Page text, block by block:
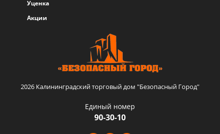
Уценка
Акции
2026 Калининградский торговый дом "Безопасный Город"
Единый номер
90-30-10